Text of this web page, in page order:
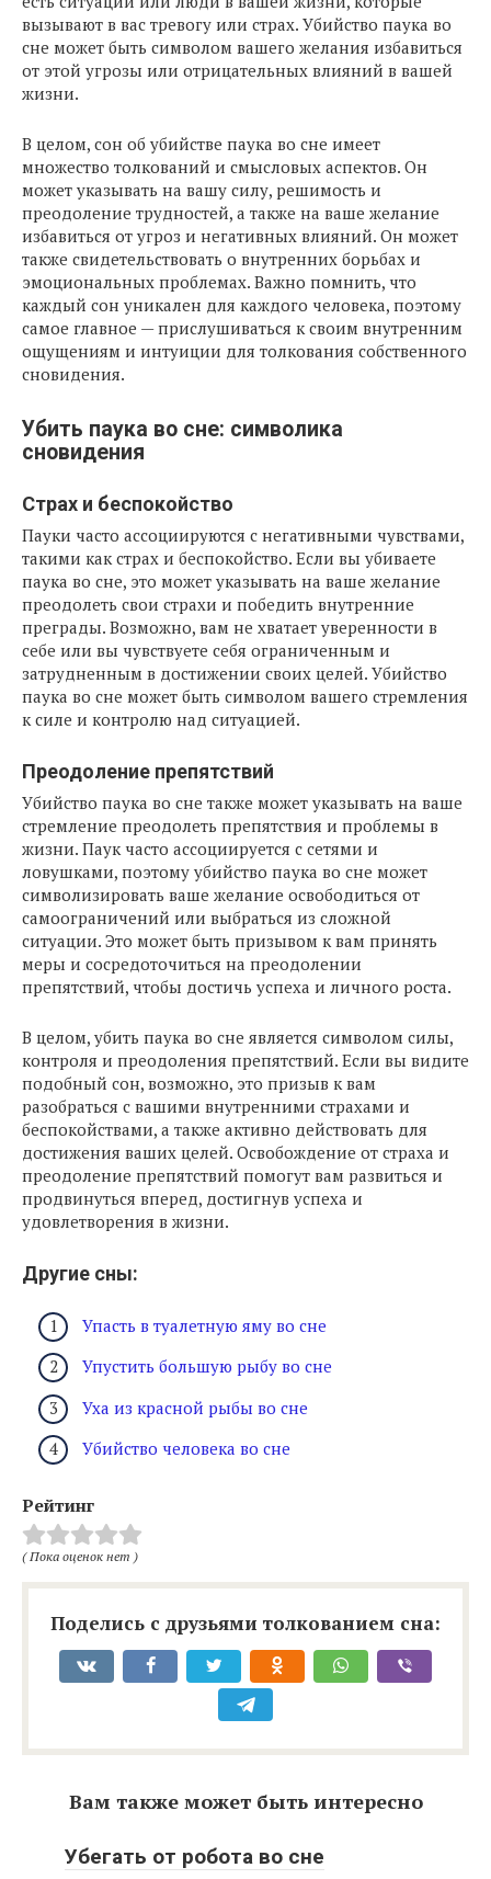
вызывают в вас тревогу или страх. Убийство паука во
сне может быть символом вашего желания избавиться
от этой угрозы или отрицательных влияний в вашей
жизни.
В целом, сон об убийстве паука во сне имеет
множество толкований и смысловых аспектов. Он
может указывать на вашу силу, решимость и
преодоление трудностей, а также на ваше желание
избавиться от угроз и негативных влияний. Он может
также свидетельствовать о внутренних борьбах и
эмоциональных проблемах. Важно помнить, что
каждый сон уникален для каждого человека, поэтому
самое главное — прислушиваться к своим внутренним
ощущениям и интуиции для толкования собственного
сновидения.
Убить паука во сне: символика
сновидения
Страх и беспокойство
Пауки часто ассоциируются с негативными чувствами,
такими как страх и беспокойство. Если вы убиваете
паука во сне, это может указывать на ваше желание
преодолеть свои страхи и победить внутренние
преграды. Возможно, вам не хватает уверенности в
себе или вы чувствуете себя ограниченным и
затрудненным в достижении своих целей. Убийство
паука во сне может быть символом вашего стремления
к силе и контролю над ситуацией.
Преодоление препятствий
Убийство паука во сне также может указывать на ваше
стремление преодолеть препятствия и проблемы в
жизни. Паук часто ассоциируется с сетями и
ловушками, поэтому убийство паука во сне может
символизировать ваше желание освободиться от
самоограничений или выбраться из сложной
ситуации. Это может быть призывом к вам принять
меры и сосредоточиться на преодолении
препятствий, чтобы достичь успеха и личного роста.
В целом, убить паука во сне является символом силы,
контроля и преодоления препятствий. Если вы видите
подобный сон, возможно, это призыв к вам
разобраться с вашими внутренними страхами и
беспокойствами, а также активно действовать для
достижения ваших целей. Освобождение от страха и
преодоление препятствий помогут вам развиться и
продвинуться вперед, достигнув успеха и
удовлетворения в жизни.
Другие сны:
Упасть в туалетную яму во сне
Упустить большую рыбу во сне
Уха из красной рыбы во сне
Убийство человека во сне
Рейтинг
( Пока оценок нет )
Поделись с друзьями толкованием сна:
Вам также может быть интересно
Убегать от робота во сне